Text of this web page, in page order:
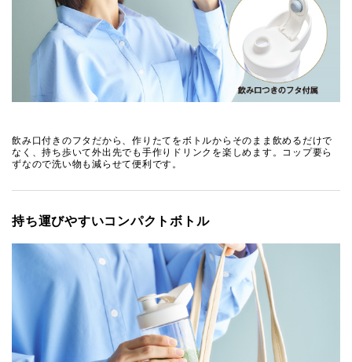
飲み口付きのフタだから、作りたてをボトルからそのまま飲めるだけで
なく、持ち歩いて外出先でも手作りドリンクを楽しめます。コップ要ら
ずなので洗い物も減らせて便利です。
持ち運びやすいコンパクトボトル